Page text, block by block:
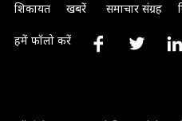
शिकायत
खबरें समाचार संग्रह
हमें फॉलो करें